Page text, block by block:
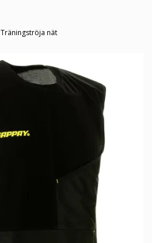
Träningströja nät